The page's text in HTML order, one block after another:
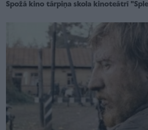
Spožā kino tārpiņa skola kinoteātrī